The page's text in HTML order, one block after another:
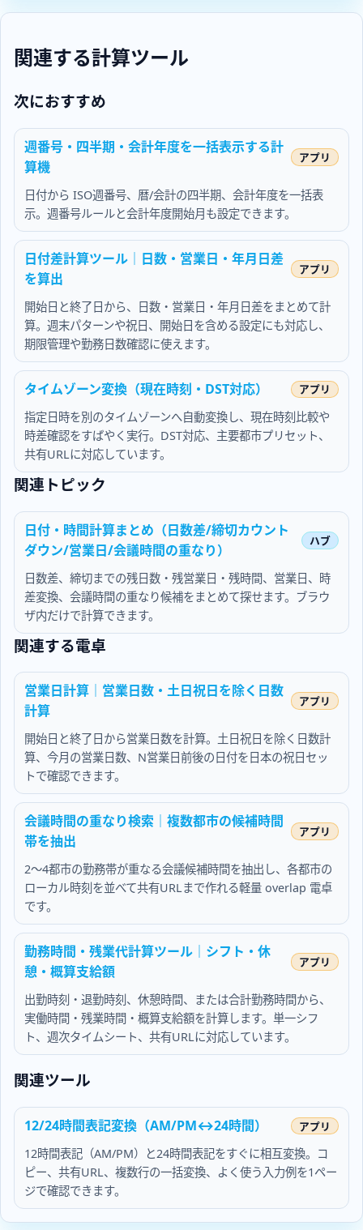
関連する計算ツール
次におすすめ
週番号・四半期・会計年度を一括表示する計
算機
日付から ISO週番号、暦/会計の四半期、会計年度を一括表
示。週番号ルールと会計年度開始月も設定できます。
日付差計算ツール｜日数・営業日・年月日差
を算出
開始日と終了日から、日数・営業日・年月日差をまとめて計
算。週末パターンや祝日、開始日を含める設定にも対応し、
期限管理や勤務日数確認に使えます。
タイムゾーン変換（現在時刻・DST対応）
指定日時を別のタイムゾーンへ自動変換し、現在時刻比較や
時差確認をすばやく実行。DST対応、主要都市プリセット、
共有URLに対応しています。
関連トピック
日付・時間計算まとめ（日数差/締切カウント
ダウン/営業日/会議時間の重なり）
日数差、締切までの残日数・残営業日・残時間、営業日、時
差変換、会議時間の重なり候補をまとめて探せます。ブラウ
ザ内だけで計算できます。
関連する電卓
営業日計算｜営業日数・土日祝日を除く日数
計算
開始日と終了日から営業日数を計算。土日祝日を除く日数計
算、今月の営業日数、N営業日前後の日付を日本の祝日セッ
トで確認できます。
会議時間の重なり検索｜複数都市の候補時間
帯を抽出
2〜4都市の勤務帯が重なる会議候補時間を抽出し、各都市の
ローカル時刻を並べて共有URLまで作れる軽量 overlap 電卓
です。
勤務時間・残業代計算ツール｜シフト・休
憩・概算支給額
出勤時刻・退勤時刻、休憩時間、または合計勤務時間から、
実働時間・残業時間・概算支給額を計算します。単一シフ
ト、週次タイムシート、共有URLに対応しています。
関連ツール
12/24時間表記変換（AM/PM↔24時間）
12時間表記（AM/PM）と24時間表記をすぐに相互変換。コ
ピー、共有URL、複数行の一括変換、よく使う入力例を1ペー
ジで確認できます。